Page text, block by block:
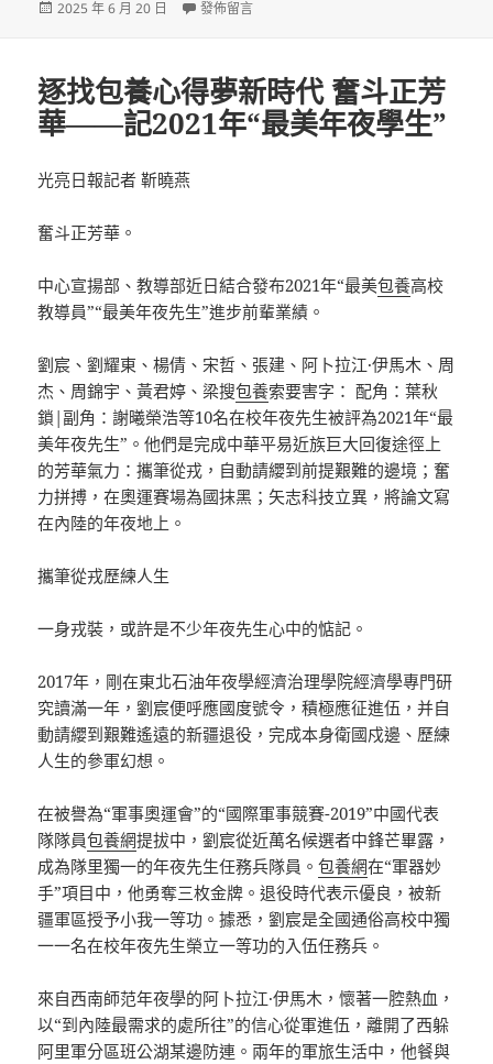
發
2025 年 6 月 20 日 在〈關心廣州千年古城 臺包養經歷清楚羊城滄桑
發佈留言
逐找包養心得夢新時代 奮斗正芳
華——記2021年“最美年夜學生”
光亮日報記者 靳曉燕
奮斗正芳華。
中心宣揚部、教導部近日結合發布2021年“最美包養高校
教導員”“最美年夜先生”進步前輩業績。
劉宸、劉耀東、楊倩、宋哲、張建、阿卜拉江·伊馬木、周
杰、周錦宇、黃君婷、梁搜包養索要害字： 配角：葉秋
鎖|副角：謝曦榮浩等10名在校年夜先生被評為2021年“最
美年夜先生”。他們是完成中華平易近族巨大回復途徑上
的芳華氣力：攜筆從戎，自動請纓到前提艱難的邊境；奮
力拼搏，在奧運賽場為國抹黑；矢志科技立異，將論文寫
在內陸的年夜地上。
攜筆從戎歷練人生
一身戎裝，或許是不少年夜先生心中的惦記。
2017年，剛在東北石油年夜學經濟治理學院經濟學專門研
究讀滿一年，劉宸便呼應國度號令，積極應征進伍，并自
動請纓到艱難遙遠的新疆退役，完成本身衛國戍邊、歷練
人生的參軍幻想。
在被譽為“軍事奧運會”的“國際軍事競賽-2019”中國代表
隊隊員包養網提拔中，劉宸從近萬名候選者中鋒芒畢露，
成為隊里獨一的年夜先生任務兵隊員。包養網在“軍器妙
手”項目中，他勇奪三枚金牌。退役時代表示優良，被新
疆軍區授予小我一等功。據悉，劉宸是全國通俗高校中獨
一一名在校年夜先生榮立一等功的入伍任務兵。
來自西南師范年夜學的阿卜拉江·伊馬木，懷著一腔熱血，
以“到內陸最需求的處所往”的信心從軍進伍，離開了西躲
阿里軍分區班公湖某邊防連。兩年的軍旅生活中，他餐與